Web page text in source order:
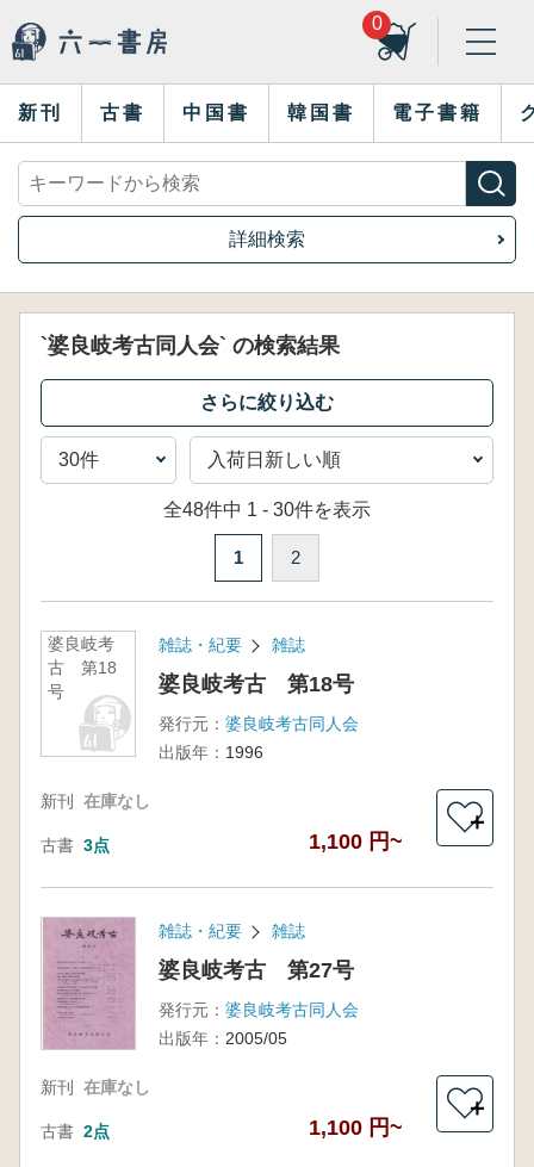
0
新刊 古書 中国書 韓国書 電子書籍
詳細検索
`婆良岐考古同人会` の検索結果
全48件中 1 - 30件を表示
1 2
婆良岐考
古 第18
号
雑誌・紀要 雑誌
婆良岐考古 第18号
発行元： 婆良岐考古同人会
出版年： 1996
新刊 在庫なし
古書 3点 1,100 円~
＋
雑誌・紀要 雑誌
婆良岐考古 第27号
発行元： 婆良岐考古同人会
出版年： 2005/05
新刊 在庫なし
古書 2点 1,100 円~
＋